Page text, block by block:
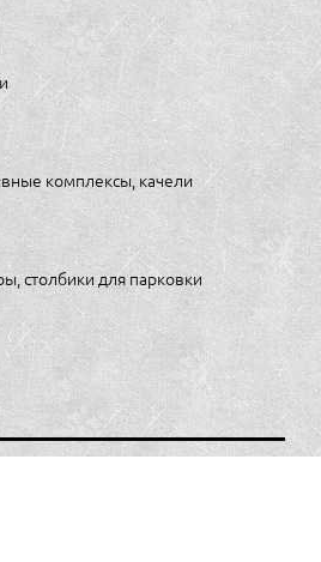
комплексы, качели
столбики для парковки